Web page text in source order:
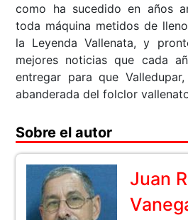
como ha sucedido en años
toda máquina metidos de
la Leyenda Vallenata, y
mejores noticias que cada
entregar para que
abanderada del folclor
Sobre el autor
Juan